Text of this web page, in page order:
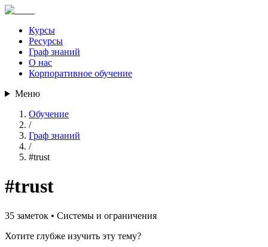
Курсы
Ресурсы
Граф знаний
О нас
Корпоративное обучение
Меню
Обучение
/
Граф знаний
/
#trust
#trust
35 заметок • Системы и ограничения
Хотите глубже изучить эту тему?